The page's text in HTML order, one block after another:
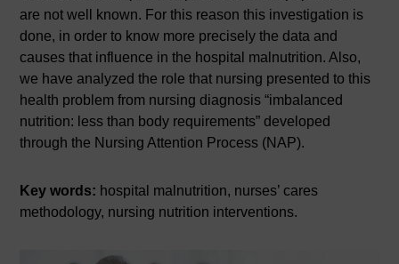
are not well known. For this reason this investigation is
done, in order to know more precisely the data and
causes that influence in the hospital malnutrition. Also,
we have analyzed the role that nursing presented to this
health problem from nursing diagnosis “imbalanced
nutrition: less than body requirements” developed
through the Nursing Attention Process (NAP).
Key words: hospital malnutrition, nurses’ cares
methodology, nursing nutrition interventions.